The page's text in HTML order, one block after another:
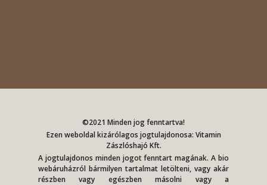
©2021 Minden jog fenntartva!
Ezen weboldal kizárólagos jogtulajdonosa: Vitamin
Zászlóshajó Kft.
A jogtulajdonos minden jogot fenntart magának. A bio
webáruházról bármilyen tartalmat letölteni, vagy akár
részben vagy egészben másolni vagy a